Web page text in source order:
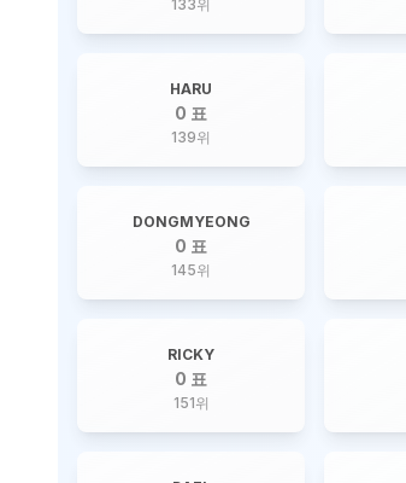
133위
HARU
0 표
139위
DONGMYEONG
0 표
145위
RICKY
0 표
151위